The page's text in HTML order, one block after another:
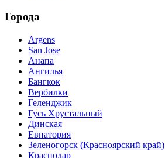
Города
Argens
San Jose
Анапа
Ангилья
Бангкок
Вербилки
Геленджик
Гусь Хрустальный
Динская
Евпатория
Зеленогорск (Красноярский край)
Краснодар